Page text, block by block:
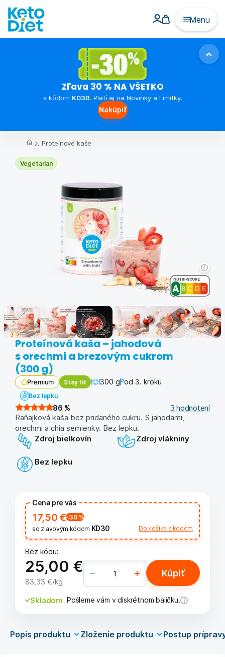
Menu
Zľava 30 % NA VŠETKO
s kódom KD30. Platí aj na Novinky a Limitky.
Nakúpiť
... Proteínové kaše
Vegetarian
Proteínová kaša – jahodová
s orechmi a brezovým cukrom
(300 g)
Premium Stay fit 300 g od 3. kroku
Bez lepku
86 % 3 hodnotení
Raňajková kaša bez pridaného cukru. S jahodami,
orechmi a chia semienky. Bez lepku.
Zdroj bielkovín
Zdroj vlákniny
Bez lepku
Cena pre vás
17,50 €-30 %
so zľavovým kódom KD30 Do košíka s kódom
Bez kódu:
25,00 €
83,33 €/kg
Kúpiť
Skladom Pošleme vám v diskrétnom balíčku.
Popis produktu Zloženie produktu Postup